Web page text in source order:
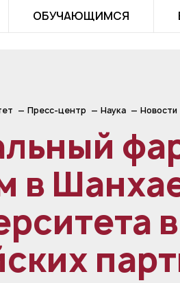
ОБУЧАЮЩИМСЯ
Пресс-центр Наука Новости
в